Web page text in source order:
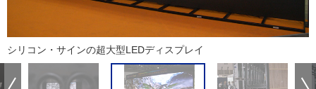
シリコン・サインの超大型LEDディスプレイ